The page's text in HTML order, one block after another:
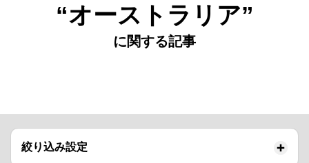
“オーストラリア”
に関する記事
絞り込み設定